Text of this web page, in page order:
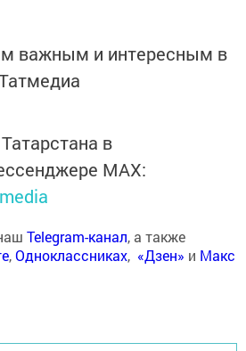
важным и интересным в
в
MАХ:
Telegram-канал, а также
,Одноклассниках, «Дзен» и Макс